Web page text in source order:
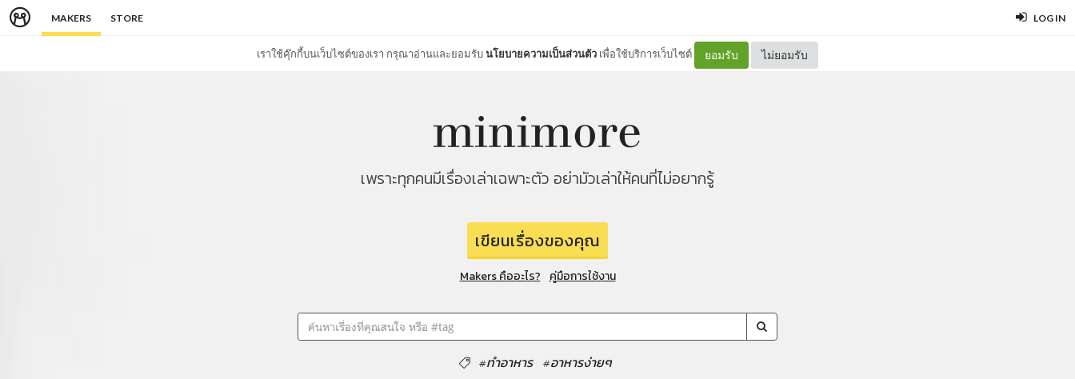
MAKERS STORE LOG IN
เราใช้คุ๊กกี้บนเว็บไซต์ของเรา กรุณาอ่านและยอมรับนโยบายความเป็นส่วนตัว เพื่อใช้บริการเว็บไซต์ ยอมรับ ไม่ยอมรับ
เพราะทุกคนมีเรื่องเล่าเฉพาะตัว อย่ามัวเล่าให้คนที่ไม่อยากรู้
เขียนเรื่องของคุณ
Makers คืออะไร? คู่มือการใช้งาน
#ทำอาหาร #อาหารง่ายๆ